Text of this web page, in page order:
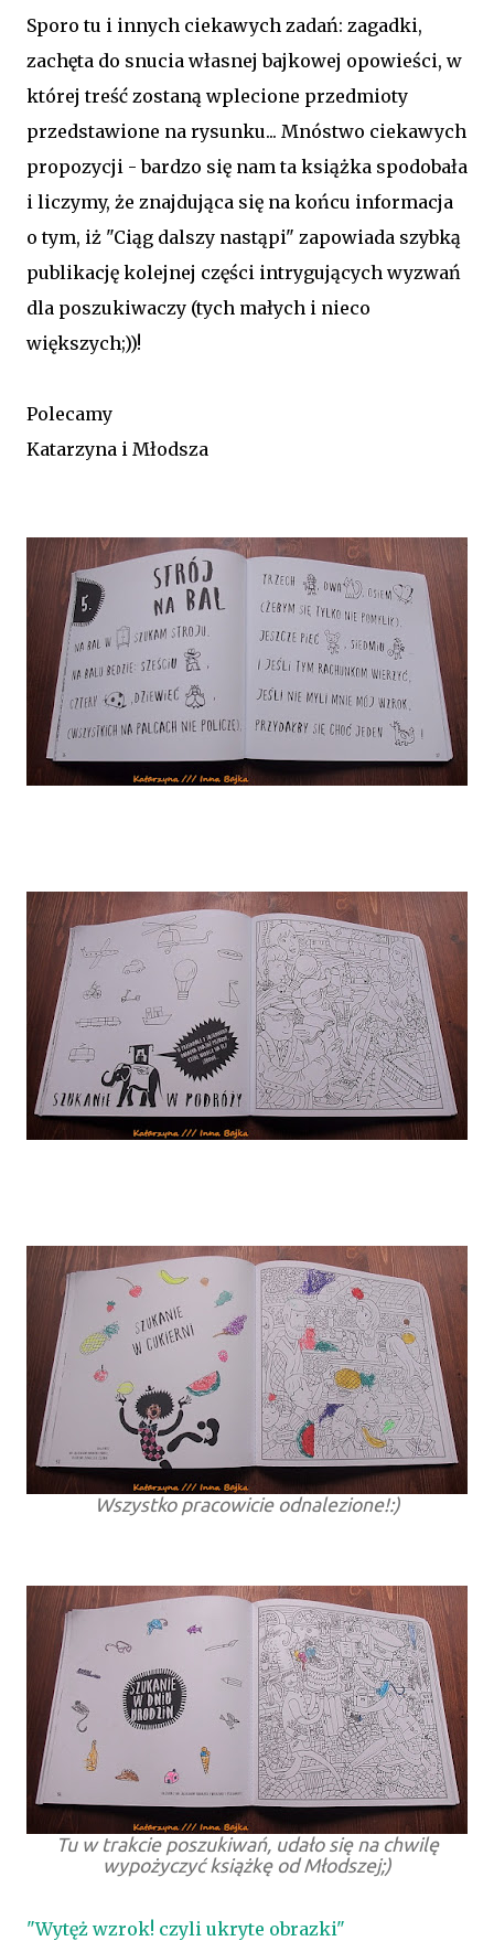
Sporo tu i innych ciekawych zadań: zagadki,
zachęta do snucia własnej bajkowej opowieści, w
której treść zostaną wplecione przedmioty
przedstawione na rysunku... Mnóstwo ciekawych
propozycji - bardzo się nam ta książka spodobała
i liczymy, że znajdująca się na końcu informacja
o tym, iż "Ciąg dalszy nastąpi" zapowiada szybką
publikację kolejnej części intrygujących wyzwań
dla poszukiwaczy (tych małych i nieco
większych;))!
Polecamy
Katarzyna i Młodsza
Wszystko pracowicie odnalezione!:)
Tu w trakcie poszukiwań, udało się na chwilę
wypożyczyć książkę od Młodszej;)
"Wytęż wzrok! czyli ukryte obrazki"